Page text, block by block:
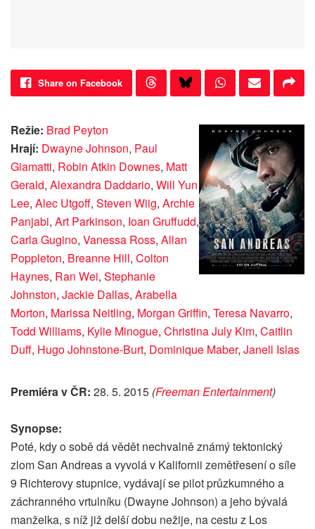
Share on Facebook
Režie: Brad Peyton
Hrají: Dwayne Johnson, Paul
Giamatti, Robin Atkin Downes, Matt
Gerald, Alexandra Daddario, Will Yun
Lee, Alec Utgoff, Steven Wiig, Archie
Panjabi, Art Parkinson, Ioan Gruffudd,
Carla Gugino, Vanessa Ross, Allan
Poppleton, Breanne Hill, Colton
Haynes, Ran Wei, Stephanie
Johnston, Jackie Dallas, Arabella
Morton, Marissa Neitling, Morgan Griffin, Teresa Navarro,
Todd Williams, Kylie Minogue, Christina July Kim, Caitlin
Duff, Hugo Johnstone-Burt, Dominique Maber, Janell Islas
Premiéra v ČR: 28. 5. 2015 (Freeman Entertainment)
Synopse:
Poté, kdy o sobě dá vědět nechvalně známý tektonický
zlom San Andreas a vyvolá v Kalifornii zemětřesení o síle
9 Richterovy stupnice, vydávají se pilot průzkumného a
záchranného vrtulníku (Dwayne Johnson) a jeho bývalá
manželka, s níž již delší dobu nežije, na cestu z Los